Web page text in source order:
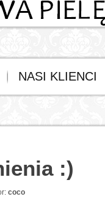
NASI KLIENCI
:)
coco